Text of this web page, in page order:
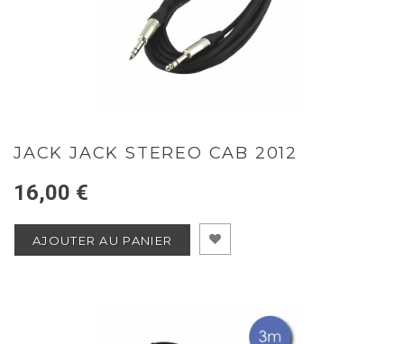
JACK JACK STEREO CAB 2012
16,00 €
AJOUTER AU PANIER